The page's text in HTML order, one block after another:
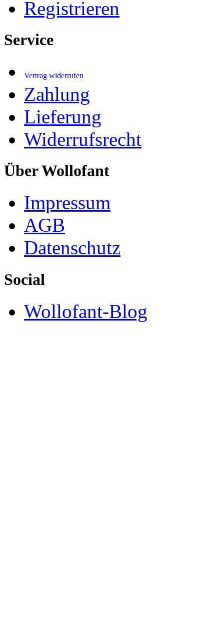
Registrieren
Service
Vertrag widerrufen
Zahlung
Lieferung
Widerrufsrecht
Über Wollofant
Impressum
AGB
Datenschutz
Social
Wollofant-Blog